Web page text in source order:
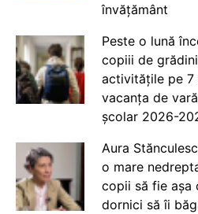
învățământ
Peste o lună
copiii de
activitățile pe 7
vacanța de
școlar 2026-
Aura
o mare
copii să fie așa
dornici să îi